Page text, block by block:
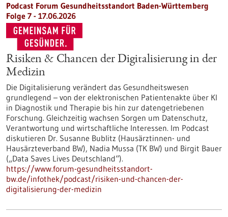
Podcast Forum Gesundheitsstandort Baden-Württemberg
Folge 7 - 17.06.2026
Risiken & Chancen der Digitalisierung in der
Medizin
Die Digitalisierung verändert das Gesundheitswesen
grundlegend – von der elektronischen Patientenakte über KI
in Diagnostik und Therapie bis hin zur datengetriebenen
Forschung. Gleichzeitig wachsen Sorgen um Datenschutz,
Verantwortung und wirtschaftliche Interessen. Im Podcast
diskutieren Dr. Susanne Bublitz (Hausärztinnen- und
Hausärzteverband BW), Nadia Mussa (TK BW) und Birgit Bauer
(„Data Saves Lives Deutschland“).
https://www.forum-gesundheitsstandort-
bw.de/infothek/podcast/risiken-und-chancen-der-
digitalisierung-der-medizin